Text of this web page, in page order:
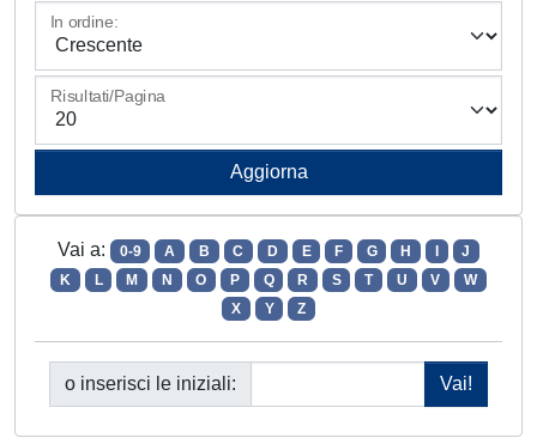
In ordine:
Risultati/Pagina
Vai a: 0-9 A B C D E F G H
J
K
L M N O P Q R S T U V
W
X
Y Z
o inserisci le iniziali: